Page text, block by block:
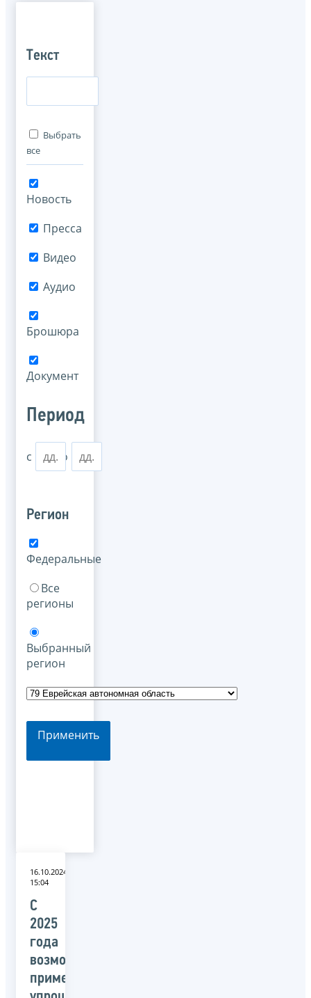
Текст
Выбрать
все
Новость
Пресса
Видео
Аудио
Брошюра
Документ
Период
с по
Регион
Федеральные
Все
регионы
Выбранный
регион
Применить
16.10.2024
15:04
С
2025
года
возможно
применение